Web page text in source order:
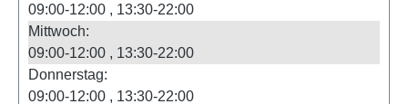
09:00-12:00
13:30-22:00
Mittwoch:
09:00-12:00
13:30-22:00
Donnerstag:
09:00-12:00
13:30-22:00